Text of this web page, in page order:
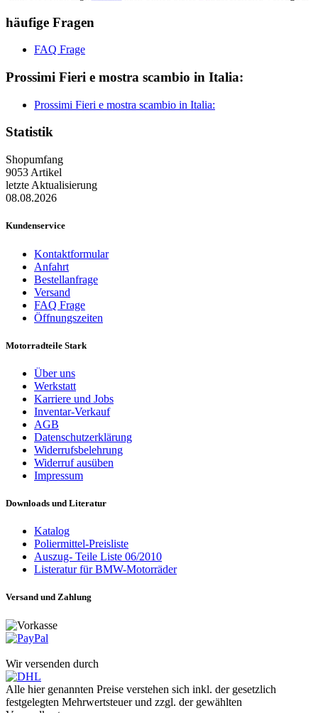
häufige Fragen
FAQ Frage
Prossimi Fieri e mostra scambio in Italia:
Prossimi Fieri e mostra scambio in Italia:
Statistik
Shopumfang
9053 Artikel
letzte Aktualisierung
08.08.2026
Kundenservice
Kontaktformular
Anfahrt
Bestellanfrage
Versand
FAQ Frage
Öffnungszeiten
Motorradteile Stark
Über uns
Werkstatt
Karriere und Jobs
Inventar-Verkauf
AGB
Datenschutzerklärung
Widerrufsbelehrung
Widerruf ausüben
Impressum
Downloads und Literatur
Katalog
Poliermittel-Preisliste
Auszug- Teile Liste 06/2010
Listeratur für BMW-Motorräder
Versand und Zahlung
Wir versenden durch
Alle hier genannten Preise verstehen sich inkl. der gesetzlich
festgelegten Mehrwertsteuer und zzgl. der gewählten